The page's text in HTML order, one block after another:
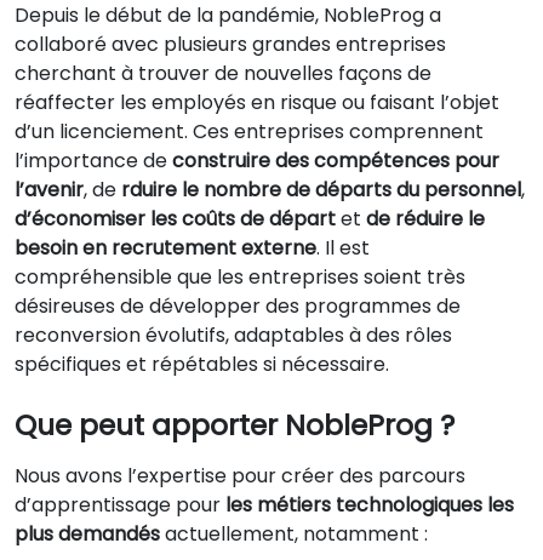
Depuis le début de la pandémie, NobleProg a
collaboré avec plusieurs grandes entreprises
cherchant à trouver de nouvelles façons de
réaffecter les employés en risque ou faisant l’objet
d’un licenciement. Ces entreprises comprennent
l’importance deconstruire des compétences pour
l’avenir, de rduire le nombre de départs du personnel,
d’économiser les coûts de départet de réduire le
besoin en recrutement externe. Il est
compréhensible que les entreprises soient très
désireuses de développer des programmes de
reconversion évolutifs, adaptables à des rôles
spécifiques et répétables si nécessaire.
Que peut apporter NobleProg ?
Nous avons l’expertise pour créer des parcours
d’apprentissage pour les métiers technologiques les
plus demandésactuellement, notamment :